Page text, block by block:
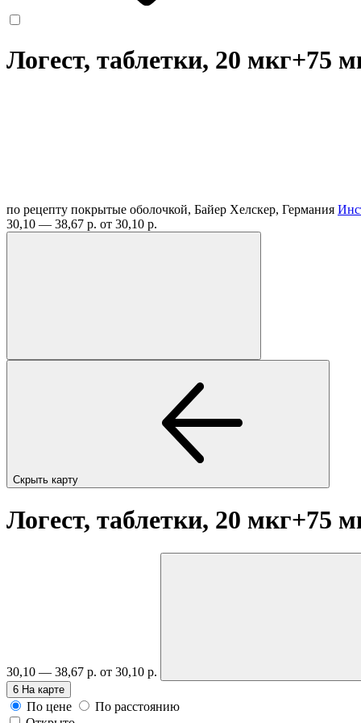
Логест, таблетки, 20 мкг+75
по рецепту покрытые оболочкой, Байер Хелскер, Германия
30,10 — 38,67 р. от 30,10 р.
Скрыть карту
Логест, таблетки, 20 мкг+75
30,10 — 38,67 р. от 30,10 р.
6 На карте
По цене
По расстоянию